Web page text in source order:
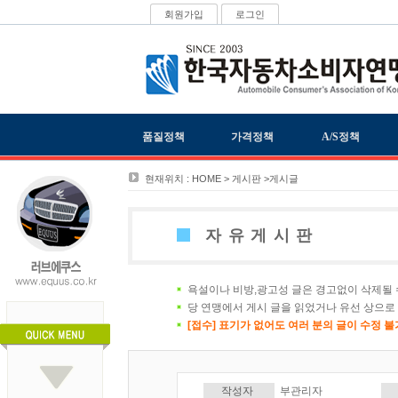
회원가입 로그인
품질정책 가격정책 A/S정책
현재위치 : HOME > 게시판 >게시글
자유게시판
욕설이나 비방,광고성 글은 경고없이 삭제될
당 연맹에서 게시 글을 읽었거나 유선 상으
[접수] 표기가 없어도 여러 분의 글이 수정
작성자 부관리자